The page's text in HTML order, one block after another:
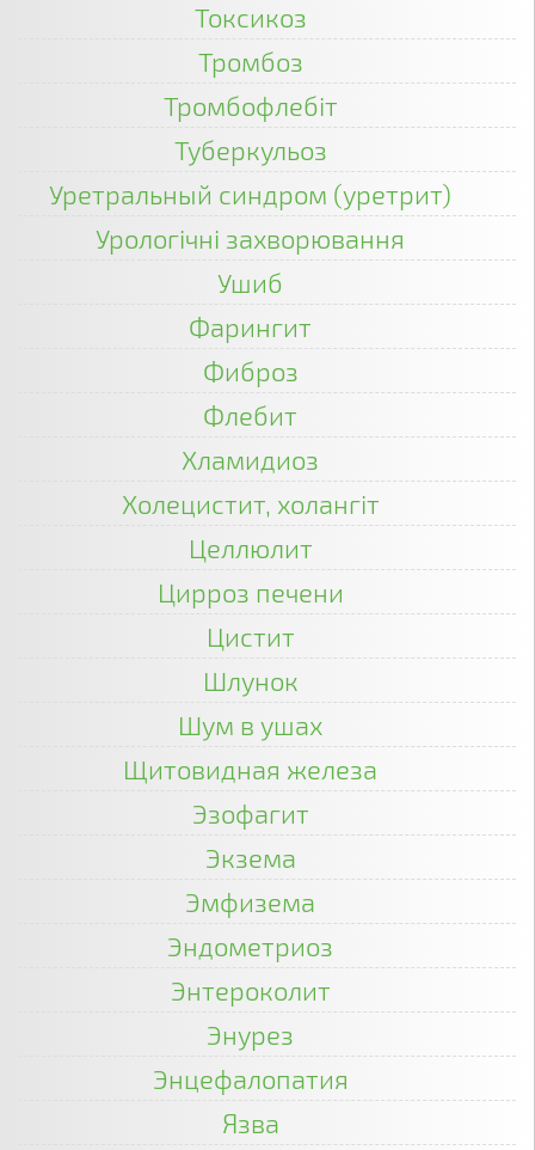
Токсикоз
Тромбоз
Тромбофлебіт
Туберкульоз
Уретральный синдром (уретрит)
Урологічні захворювання
Ушиб
Фарингит
Фиброз
Флебит
Хламидиоз
Холецистит, холангіт
Целлюлит
Цирроз печени
Цистит
Шлунок
Шум в ушах
Щитовидная железа
Эзофагит
Экзема
Эмфизема
Эндометриоз
Энтероколит
Энурез
Энцефалопатия
Язва